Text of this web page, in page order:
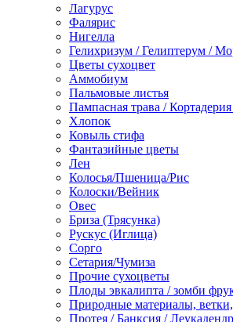
Лагурус
Фалярис
Нигелла
Гелихризум / Гелиптерум /
Цветы сухоцвет
Аммобиум
Пальмовые листья
Пампасная трава /
Хлопок
Ковыль стифа
Фантазийные цветы
Лен
Колосья/Пшеница/Рис
Колоски/Вейник
Овес
Бриза (Трясунка)
Рускус (Иглица)
Сорго
Сетария/Чумиза
Прочие сухоцветы
Плоды эвкалипта / зомби
Природные материалы,
Протея / Банксия /